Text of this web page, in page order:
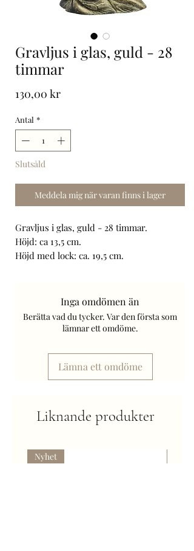
Gravljus i glas, guld - 28
timmar
130,00 krPris
Antal *
Slutsåld
Meddela mig när varan finns i lager
Gravljus i glas, guld - 28 timmar.
Höjd: ca 13,5 cm.
Höjd med lock: ca. 19,5 cm.
Material: glas, plast, paraffin, veke,
metall.
Bränntid: 28 timmar.
Art. Nr: 556-49-1.
Frakt tillkommer.
Inga omdömen än
Berätta vad du tycker. Var den första som
lämnar ett omdöme.
Lämna ett omdöme
Liknande produkter
Nyhet